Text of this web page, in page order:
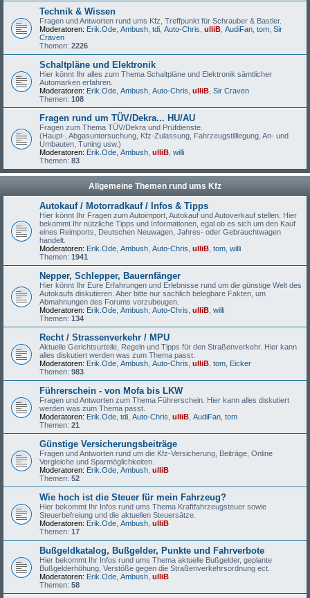
Technik & Wissen
Fragen und Antworten rund ums Kfz, Treffpunkt für Schrauber & Bastler.
Moderatoren: Erik.Ode Ambush tdi Auto-Chris ulliB AudiFan tom Sir
Craven
Themen: 2226
Schaltpläne und Elektronik
Hier könnt Ihr alles zum Thema Schaltpläne und Elektronik sämtlicher
Automarken erfahren.
Moderatoren: Erik.Ode Ambush Auto-Chris ulliB Sir Craven
Themen: 108
Fragen rund um TÜV/Dekra... HU/AU
Fragen zum Thema TÜV/Dekra und Prüfdienste.
(Haupt-, Abgasuntersuchung, Kfz-Zulassung, Fahrzeugstilllegung, An- und
Umbauten, Tuning usw.)
Moderatoren: Erik.Ode Ambush ulliB willi
Themen: 83
Allgemeine Themen rund ums Kfz
Autokauf / Motorradkauf / Infos & Tipps
Hier könnt Ihr Fragen zum Autoimport, Autokauf und Autoverkauf stellen. Hier
bekommt Ihr nützliche Tipps und Informationen, egal ob es sich um den Kauf
eines Reimports, Deutschen Neuwagen, Jahres- oder Gebrauchtwagen
handelt.
Moderatoren: Erik.Ode Ambush Auto-Chris ulliB tom willi
Themen: 1941
Nepper, Schlepper, Bauernfänger
Hier könnt Ihr Eure Erfahrungen und Erlebnisse rund um die günstige Welt des
Autokaufs diskutieren. Aber bitte nur sachlich belegbare Fakten, um
Abmahnungen des Forums vorzubeugen.
Moderatoren: Erik.Ode Ambush Auto-Chris ulliB willi
Themen: 134
Recht / Strassenverkehr / MPU
Aktuelle Gerichtsurteile, Regeln und Tipps für den Straßenverkehr. Hier kann
alles diskutiert werden was zum Thema passt.
Moderatoren: Erik.Ode Ambush Auto-Chris ulliB tom Eicker
Themen: 983
Führerschein - von Mofa bis LKW
Fragen und Antworten zum Thema Führerschein. Hier kann alles diskutiert
werden was zum Thema passt.
Moderatoren: Erik.Ode tdi Auto-Chris ulliB AudiFan tom
Themen: 21
Günstige Versicherungsbeiträge
Fragen und Antworten rund um die Kfz-Versicherung, Beiträge, Online
Vergleiche und Sparmöglichkeiten.
Moderatoren: Erik.Ode Ambush ulliB
Themen: 52
Wie hoch ist die Steuer für mein Fahrzeug?
Hier bekommt Ihr Infos rund ums Thema Kraftfahrzeugsteuer sowie
Steuerbefreiung und die aktuellen Steuersätze.
Moderatoren: Erik.Ode Ambush ulliB
Themen: 17
Bußgeldkatalog, Bußgelder, Punkte und Fahrverbote
Hier bekommt Ihr Infos rund ums Thema aktuelle Bußgelder, geplante
Bußgelderhöhung, Verstöße gegen die Straßenverkehrsordnung ect.
Moderatoren: Erik.Ode Ambush ulliB
Themen: 58